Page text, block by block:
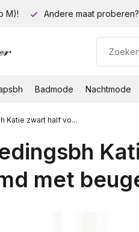
M)! Andere maat
Badmode Nachtmode
Katie zwart half vo...
met